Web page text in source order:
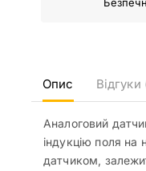
Опис Відгуки
Аналоговий
індукцію поля на
датчиком,